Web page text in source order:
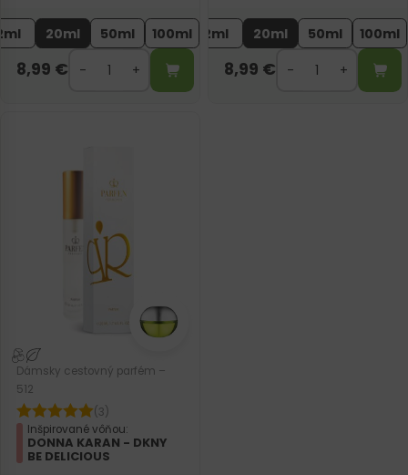
20ml 50ml 100ml
8,99 €
2ml 20ml 50ml 100ml
8,99 €
Dámsky cestovný parfém –
512
(3)
Inšpirované vôňou:
DONNA KARAN - DKNY
BE DELICIOUS